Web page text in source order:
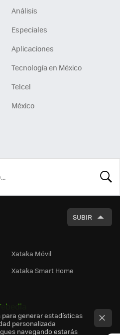
Análisis
Especiales
Aplicaciones
Tecnología en México
Telcel
México
SUBIR
Xataka Móvil
Xataka Smart Home
generar estadísticas
personalizada
navegando estarás